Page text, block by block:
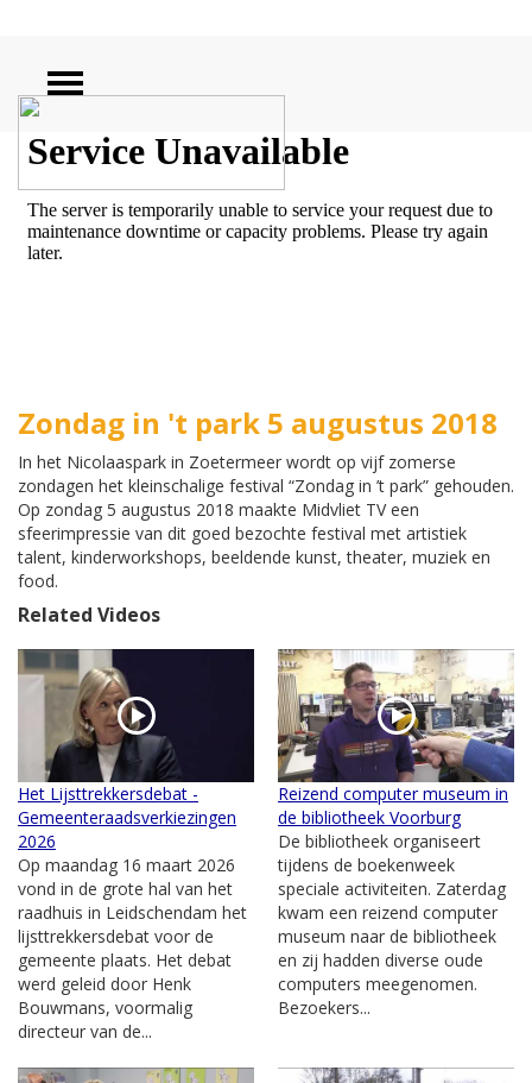
ZOEKEN
Zondag in 't park 5 augustus 2018
In het Nicolaaspark in Zoetermeer wordt op vijf zomerse
zondagen het kleinschalige festival “Zondag in ’t park” gehouden.
Op zondag 5 augustus 2018 maakte Midvliet TV een
sfeerimpressie van dit goed bezochte festival met artistiek
talent, kinderworkshops, beeldende kunst, theater, muziek en
food.
Related Videos
Het Lijsttrekkersdebat -
Gemeenteraadsverkiezingen
2026
Op maandag 16 maart 2026
vond in de grote hal van het
raadhuis in Leidschendam het
lijsttrekkersdebat voor de
gemeente plaats. Het debat
werd geleid door Henk
Bouwmans, voormalig
directeur van de...
Reizend computer museum in
de bibliotheek Voorburg
De bibliotheek organiseert
tijdens de boekenweek
speciale activiteiten. Zaterdag
kwam een reizend computer
museum naar de bibliotheek
en zij hadden diverse oude
computers meegenomen.
Bezoekers...